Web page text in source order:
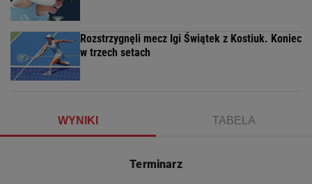
Rozstrzygnęli mecz Igi Świątek z Kostiuk. Koniec
w trzech setach
WYNIKI TABELA
Terminarz